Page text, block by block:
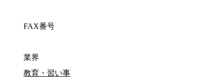
FAX番号
業界
教育・習い事